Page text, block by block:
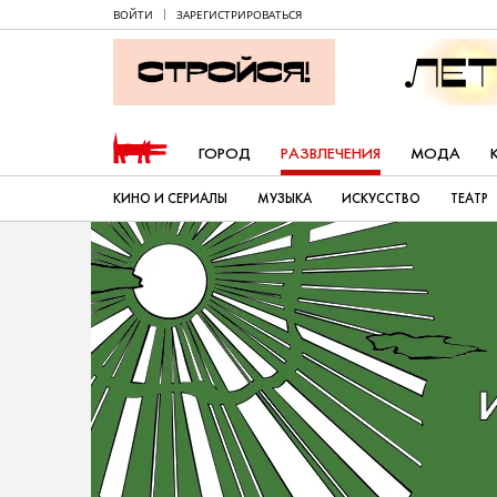
ВОЙТИ ЗАРЕГИСТРИРОВАТЬСЯ
ГОРОД РАЗВЛЕЧЕНИЯ МОДА
КИНО И СЕРИАЛЫ МУЗЫКА ИСКУССТВО ТЕАТР